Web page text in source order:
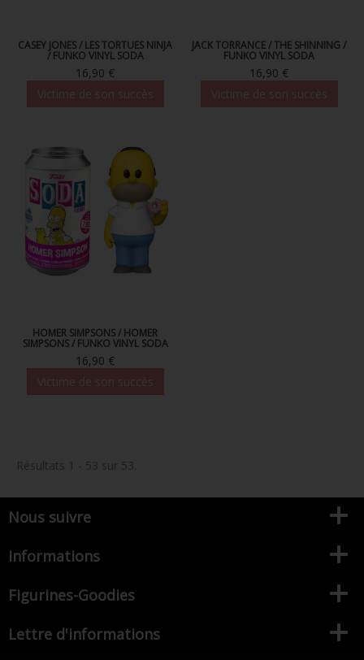
CASEY JONES / LES TORTUES NINJA
/ FUNKO VINYL SODA
16,90 €
JACK TORRANCE / THE SHINNING /
FUNKO VINYL SODA
16,90 €
HOMER SIMPSONS / HOMER
SIMPSONS / FUNKO VINYL SODA
16,90 €
Résultats 1 - 53 sur 53.
Nous suivre
Informations
Figurines-Goodies
Lettre d'informations